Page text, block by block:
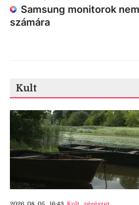
Samsung monitorok
számára
Kult